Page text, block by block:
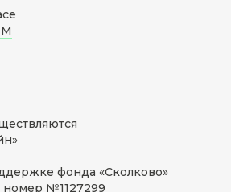
фонда «Сколково»
№1127299